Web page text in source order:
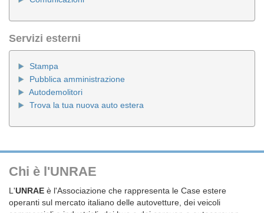
Servizi esterni
Stampa
Pubblica amministrazione
Autodemolitori
Trova la tua nuova auto estera
Chi è l'UNRAE
L'UNRAE è l'Associazione che rappresenta le Case estere
operanti sul mercato italiano delle autovetture, dei veicoli